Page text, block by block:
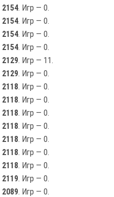
2154. Игр — 0.
2154. Игр — 0.
2154. Игр — 0.
2154. Игр — 0.
2129. Игр — 11.
2129. Игр — 0.
2118. Игр — 0.
2118. Игр — 0.
2118. Игр — 0.
2118. Игр — 0.
2118. Игр — 0.
2118. Игр — 0.
2118. Игр — 0.
2119. Игр — 0.
2089. Игр — 0.